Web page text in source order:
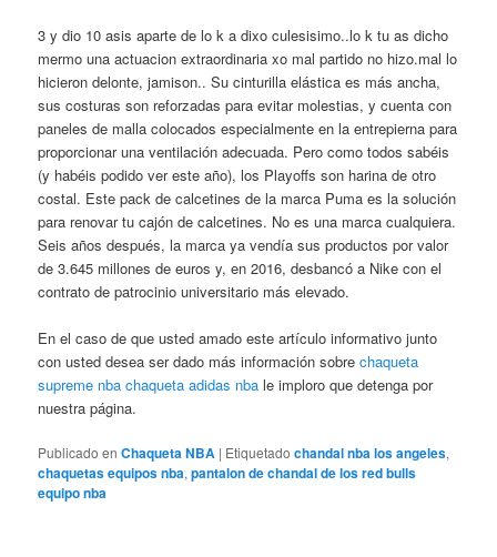
3 y dio 10 asis aparte de lo k a dixo culesisimo..lo k tu as dicho
mermo una actuacion extraordinaria xo mal partido no hizo.mal lo
hicieron delonte, jamison.. Su cinturilla elástica es más ancha,
sus costuras son reforzadas para evitar molestias, y cuenta con
paneles de malla colocados especialmente en la entrepierna para
proporcionar una ventilación adecuada. Pero como todos sabéis
(y habéis podido ver este año), los Playoffs son harina de otro
costal. Este pack de calcetines de la marca Puma es la solución
para renovar tu cajón de calcetines. No es una marca cualquiera.
Seis años después, la marca ya vendía sus productos por valor
de 3.645 millones de euros y, en 2016, desbancó a Nike con el
contrato de patrocinio universitario más elevado.
En el caso de que usted amado este artículo informativo junto
con usted desea ser dado más información sobrechaqueta
supreme nba chaqueta adidas nba le imploro que detenga por
nuestra página.
Publicado en Chaqueta NBA | Etiquetado chandal nba los angeles,
chaquetas equipos nba,pantalon de chandal de los red bulls
equipo nba